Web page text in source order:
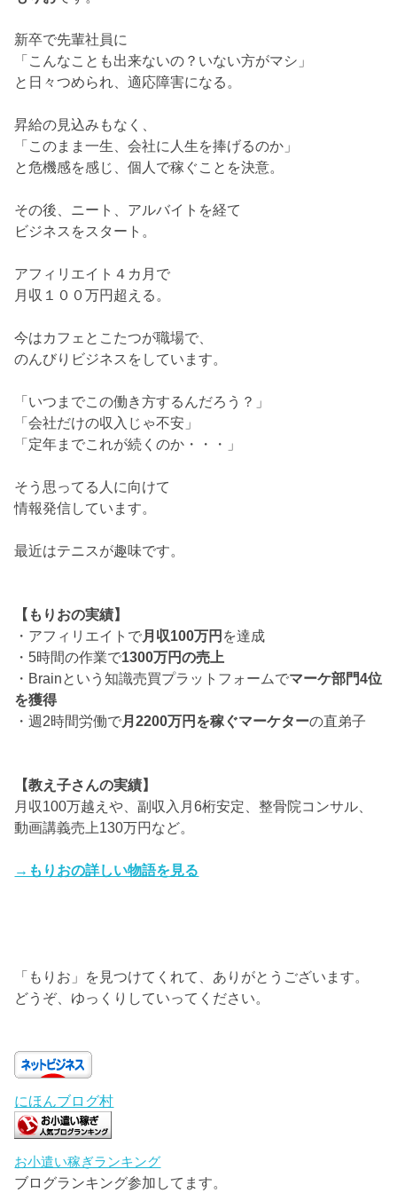
新卒で先輩社員に
「こんなことも出来ないの？いない方がマシ」
と日々つめられ、適応障害になる。
昇給の見込みもなく、
「このまま一生、会社に人生を捧げるのか」
と危機感を感じ、個人で稼ぐことを決意。
その後、ニート、アルバイトを経て
ビジネスをスタート。
アフィリエイト４カ月で
月収１００万円超える。
今はカフェとこたつが職場で、
のんびりビジネスをしています。
「いつまでこの働き方するんだろう？」
「会社だけの収入じゃ不安」
「定年までこれが続くのか・・・」
そう思ってる人に向けて
情報発信しています。
最近はテニスが趣味です。
【もりおの実績】
・アフィリエイトで月収100万円 を達成
・5時間の作業で1300万円の売上
・Brainという知識売買プラットフォームでマーケ部門4位
を獲得
・週2時間労働で月2200万円を稼ぐマーケターの直弟子
【教え子さんの実績】
月収100万越えや、副収入月6桁安定、整骨院コンサル、
動画講義売上130万円など。
→もりおの詳しい物語を見る
「もりお」を見つけてくれて、ありがとうございます。
どうぞ、ゆっくりしていってください。
にほんブログ村
お小遣い稼ぎランキング
ブログランキング参加してます。